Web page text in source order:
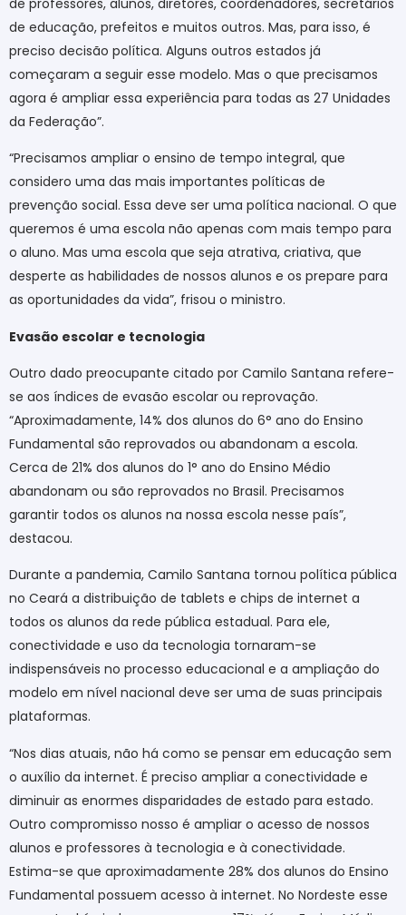
de educação, prefeitos e muitos outros. Mas, para isso, é
preciso decisão política. Alguns outros estados já
começaram a seguir esse modelo. Mas o que precisamos
agora é ampliar essa experiência para todas as 27 Unidades
da Federação”.
“Precisamos ampliar o ensino de tempo integral, que
considero uma das mais importantes políticas de
prevenção social. Essa deve ser uma política nacional. O que
queremos é uma escola não apenas com mais tempo para
o aluno. Mas uma escola que seja atrativa, criativa, que
desperte as habilidades de nossos alunos e os prepare para
as oportunidades da vida”, frisou o ministro.
Evasão escolar e tecnologia
Outro dado preocupante citado por Camilo Santana refere-
se aos índices de evasão escolar ou reprovação.
“Aproximadamente, 14% dos alunos do 6° ano do Ensino
Fundamental são reprovados ou abandonam a escola.
Cerca de 21% dos alunos do 1° ano do Ensino Médio
abandonam ou são reprovados no Brasil. Precisamos
garantir todos os alunos na nossa escola nesse país”,
destacou.
Durante a pandemia, Camilo Santana tornou política pública
no Ceará a distribuição de tablets e chips de internet a
todos os alunos da rede pública estadual. Para ele,
conectividade e uso da tecnologia tornaram-se
indispensáveis no processo educacional e a ampliação do
modelo em nível nacional deve ser uma de suas principais
plataformas.
“Nos dias atuais, não há como se pensar em educação sem
o auxílio da internet. É preciso ampliar a conectividade e
diminuir as enormes disparidades de estado para estado.
Outro compromisso nosso é ampliar o acesso de nossos
alunos e professores à tecnologia e à conectividade.
Estima-se que aproximadamente 28% dos alunos do Ensino
Fundamental possuem acesso à internet. No Nordeste esse